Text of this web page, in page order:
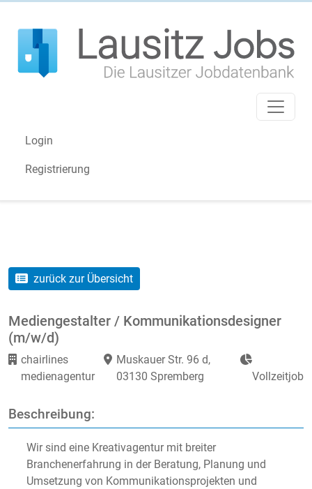
Login
Registrierung
zurück zur Übersicht
Mediengestalter / Kommunikationsdesigner
(m/w/d)
chairlines
medienagentur
Muskauer Str. 96 d,
03130 Spremberg
Vollzeitjob
Beschreibung:
Wir sind eine Kreativagentur mit breiter
Branchenerfahrung in der Beratung, Planung und
Umsetzung von Kommunikationsprojekten und